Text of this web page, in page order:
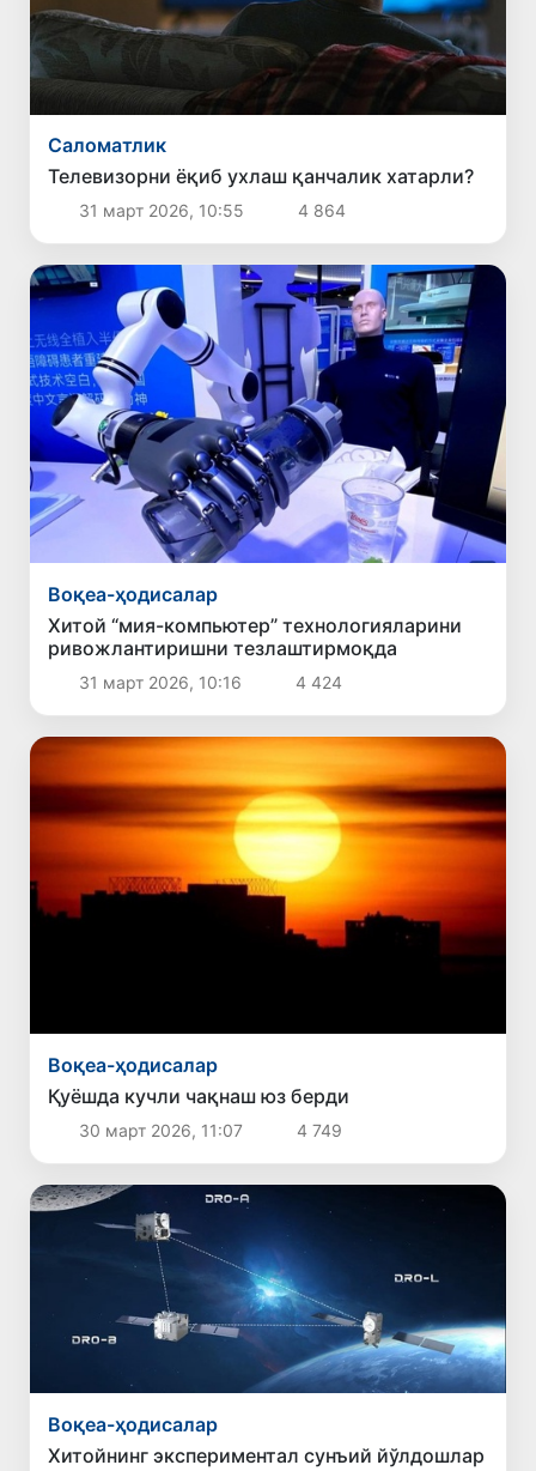
Саломатлик
Телевизорни ёқиб ухлаш қанчалик хатарли?
31 март 2026, 10:55 4 864
Воқеа-ҳодисалар
Хитой “мия-компьютер” технологияларини
ривожлантиришни тезлаштирмоқда
31 март 2026, 10:16 4 424
Воқеа-ҳодисалар
Қуёшда кучли чақнаш юз берди
30 март 2026, 11:07 4 749
Воқеа-ҳодисалар
Хитойнинг экспериментал сунъий йўлдошлар